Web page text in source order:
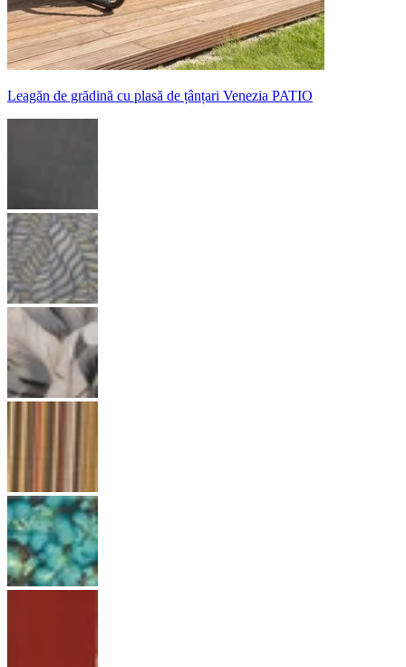
Leagăn de grădină cu plasă de țânțari Venezia PATIO